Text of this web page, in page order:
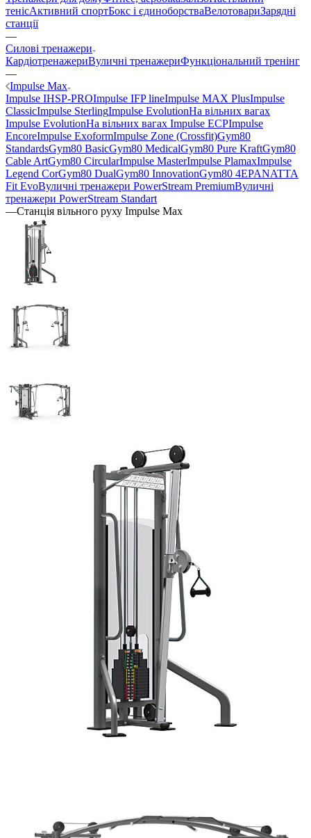
тенісАктивний спортБокс і єдиноборстваВелотовариЗарядні
станції
—
Силові тренажери
КардіотренажериВуличні тренажериФункціональний тренінг
—
Impulse Max
Impulse IHSP-PROImpulse IFP lineImpulse MAX PlusImpulse
ClassicImpulse SterlingImpulse EvolutionНа вільних вагах
Impulse EvolutionНа вільних вагах Impulse ECPImpulse
EncoreImpulse ExoformImpulse Zone (Crossfit)Gym80
StandardsGym80 BasicGym80 MedicalGym80 Pure KraftGym80
Cable ArtGym80 CircularImpulse MasterImpulse PlamaxImpulse
Legend CorGym80 DualGym80 InnovationGym80 4EPANATTA
Fit EvoВуличні тренажери PowerStream PremiumВуличні
тренажери PowerStream Standart
—Станція вільного руху Impulse Max